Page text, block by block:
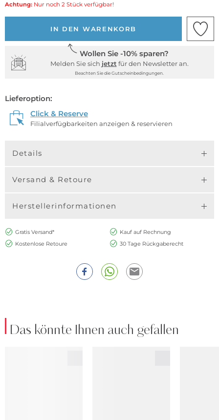
Achtung: Nur noch 2 Stück verfügbar!
IN DEN WARENKORB
Wollen Sie -10% sparen?
Melden Sie sich jetzt für den Newsletter an.
Beachten Sie die Gutscheinbedingungen.
Lieferoption:
Click & Reserve
Filialverfügbarkeiten anzeigen & reservieren
Details
Versand & Retoure
Herstellerinformationen
Gratis Versand*
Kauf auf Rechnung
Kostenlose Retoure
30 Tage Rückgaberecht
Das könnte Ihnen auch gefallen